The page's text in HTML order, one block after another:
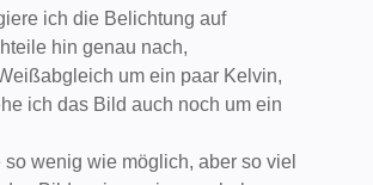
ich die Belichtung auf
hin genau nach,
um ein paar Kelvin,
ich das Bild auch noch um ein
so wenig wie möglich, aber so viel